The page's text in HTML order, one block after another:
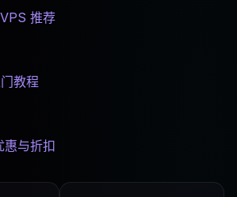
推荐
教程
惠与折扣